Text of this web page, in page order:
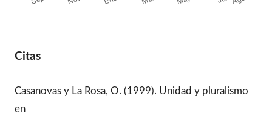
Citas
Casanovas y La Rosa, O. (1999). Unidad y pluralismo
en